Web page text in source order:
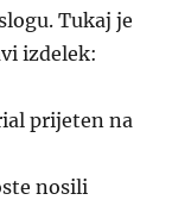
Tukaj je
izdelek:
prijeten na
nosili